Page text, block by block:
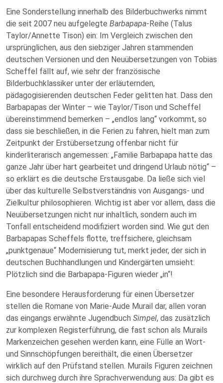
Eine Sonderstellung innerhalb des Bilderbuchwerks nimmt
die seit 2007 neu aufgelegte Barbapapa-Reihe (Talus
Taylor/Annette Tison) ein: Im Vergleich zwischen den
ursprünglichen, aus den siebziger Jahren stammenden
deutschen Versionen und den Neuübersetzungen von Tobias
Scheffel fällt auf, wie sehr der französische
Bilderbuchklassiker unter der erläuternden,
pädagogisierenden deutschen Feder gelitten hat. Dass den
Barbapapas der Winter – wie Taylor/Tison und Scheffel
übereinstimmend bemerken – „endlos lang“ vorkommt, so
dass sie beschließen, in die Ferien zu fahren, hielt man zum
Zeitpunkt der Erstübersetzung offenbar nicht für
kinderliterarisch angemessen: „Familie Barbapapa hatte das
ganze Jahr über hart gearbeitet und dringend Urlaub nötig“ –
so erklärt es die deutsche Erstausgabe. Da ließe sich viel
über das kulturelle Selbstverständnis von Ausgangs- und
Zielkultur philosophieren. Wichtig ist aber vor allem, dass die
Neuübersetzungen nicht nur inhaltlich, sondern auch im
Tonfall entscheidend modifiziert worden sind. Wie gut den
Barbapapas Scheffels flotte, treffsichere, gleichsam
„punktgenaue“ Modernisierung tut, merkt jeder, der sich in
deutschen Buchhandlungen und Kindergärten umsieht:
Plötzlich sind die Barbapapa-Figuren wieder „in“!
Eine besondere Herausforderung für einen Übersetzer
stellen die Romane von Marie-Aude Murail dar, allen voran
das eingangs erwähnte Jugendbuch Simpel, das zusätzlich
zur komplexen Registerführung, die fast schon als Murails
Markenzeichen gesehen werden kann, eine Fülle an Wort-
und Sinnschöpfungen bereithält, die einen Übersetzer
wirklich auf den Prüfstand stellen. Murails Figuren zeichnen
sich durchweg durch ihre Sprachverwendung aus: Da gibt es